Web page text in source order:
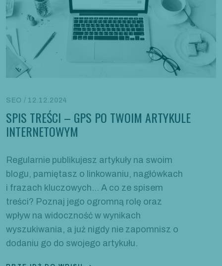
SEO / 12.12.2024
SPIS TREŚCI – GPS PO TWOIM ARTYKULE
INTERNETOWYM
Regularnie publikujesz artykuły na swoim
blogu, pamiętasz o linkowaniu, nagłówkach
i frazach kluczowych… A co ze spisem
treści? Poznaj jego ogromną rolę oraz
wpływ na widoczność w wynikach
wyszukiwania, a już nigdy nie zapomnisz o
dodaniu go do swojego artykułu.